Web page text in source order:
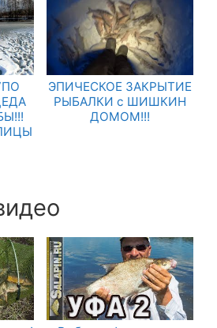
ЭПИЧЕСКОЕ ЗАКРЫТИЕ
РЫБАЛКИ с ШИШКИН
ДОМОМ!!!